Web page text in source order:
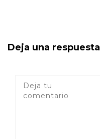
Deja una respuesta